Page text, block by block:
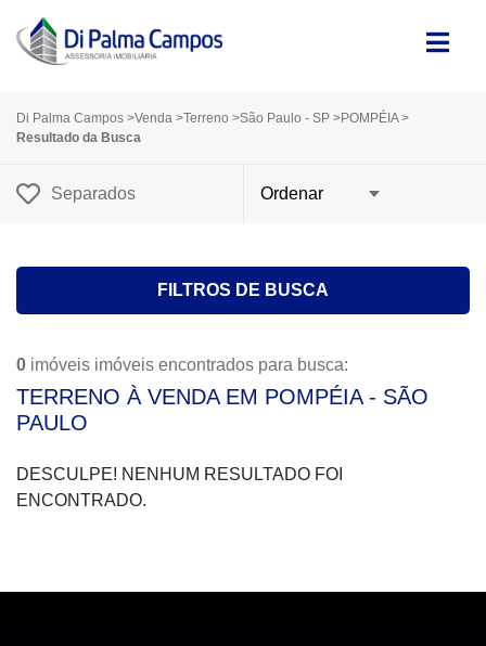
Di Palma Campos >Venda >Terreno >São Paulo - SP >POMPÉIA>
Resultado da Busca
Separados
FILTROS DE BUSCA
0 imóveis imóveis encontrados para busca:
TERRENO À VENDA EM POMPÉIA - SÃO
PAULO
DESCULPE! NENHUM RESULTADO FOI
ENCONTRADO.